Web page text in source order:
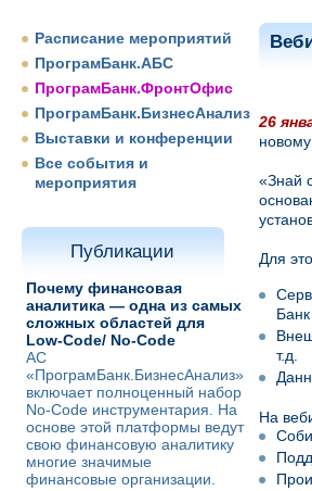
Расписание мероприятий
ПрограмБанк.АБС
ПрограмБанк.ФронтОфис
ПрограмБанк.БизнесАнализ
Выставки и конференции
Все события и
мероприятия
Публикации
Почему финансовая
аналитика — одна из самых
сложных областей для
Low-Code/ No-Code
АС
«ПрограмБанк.БизнесАнализ»
включает полноценный набор
No-Code инструментария. На
основе этой платформы ведут
свою финансовую аналитику
многие значимые
финансовые организации.
26
«Знай
Для
т.д.
На